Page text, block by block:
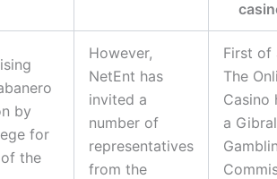
by
for
the
However,
NetEnt has
invited a
number of
representatives
from the
First of
The
Casino
a